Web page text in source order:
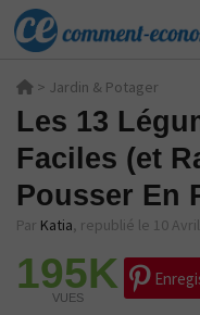
> Jardin & Potager
Les 13
Faciles (et
Pousser En
Par Katia, republié le 10
195K
VUES